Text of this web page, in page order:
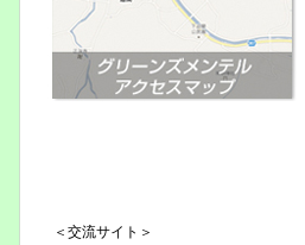
＜交流サイト＞